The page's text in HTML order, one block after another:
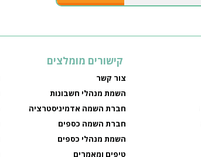
קישורים מומלצים
צור קשר
השמת מנהלי חשבונות
חברת השמה אדמיניסטרציה
חברת השמה כספים
השמת מנהלי כספים
טיפים ומאמרים